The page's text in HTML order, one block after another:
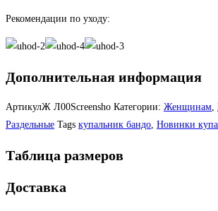
Рекомендации по уходу:
Дополнительная информация
АртикулЖ Л00Screensho Категории: Женщинам,
Раздельные Tags купальник бандо, Новинки
Таблица размеров
Доставка